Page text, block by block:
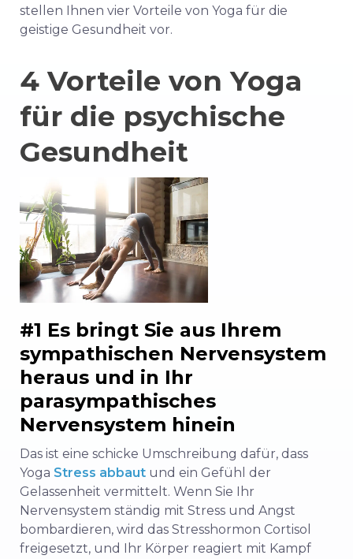
stellen Ihnen vier Vorteile von Yoga für die
geistige Gesundheit vor.
4 Vorteile von Yoga
für die psychische
Gesundheit
#1 Es bringt Sie aus Ihrem
sympathischen Nervensystem
heraus und in Ihr
parasympathisches
Nervensystem hinein
Das ist eine schicke Umschreibung dafür, dass
Yoga Stress abbaut und ein Gefühl der
Gelassenheit vermittelt. Wenn Sie Ihr
Nervensystem ständig mit Stress und Angst
bombardieren, wird das Stresshormon Cortisol
freigesetzt, und Ihr Körper reagiert mit Kampf